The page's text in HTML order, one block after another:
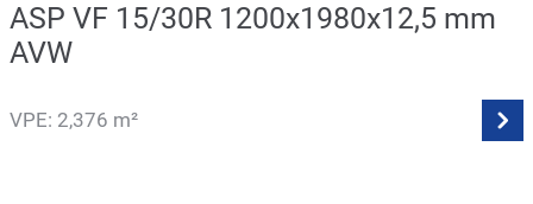
ASP VF 15/30R 1200x1980x12,5 mm
AVW
VPE: 2,376 m²